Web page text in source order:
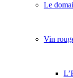
Le
Vin